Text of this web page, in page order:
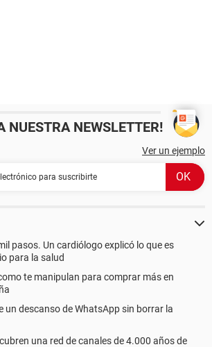
NUESTRA NEWSLETTER!
Ver un ejemplo
pasos. Un cardiólogo explicó lo que es
para la salud
te manipulan para comprar más en
un descanso de WhatsApp sin borrar la
una red de canales de 4.000 años de